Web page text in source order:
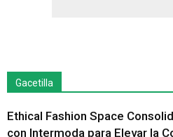
Gacetilla
Ethical Fashion Space
con Intermoda para Elevar la